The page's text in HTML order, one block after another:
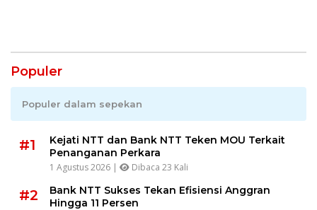
Populer
Populer dalam sepekan
#1
Kejati NTT dan Bank NTT Teken MOU Terkait
Penanganan Perkara
1 Agustus 2026 | Dibaca 23 Kali
#2
Bank NTT Sukses Tekan Efisiensi Anggran
Hingga 11 Persen